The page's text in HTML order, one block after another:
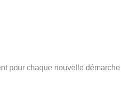
pour chaque nouvelle démarche